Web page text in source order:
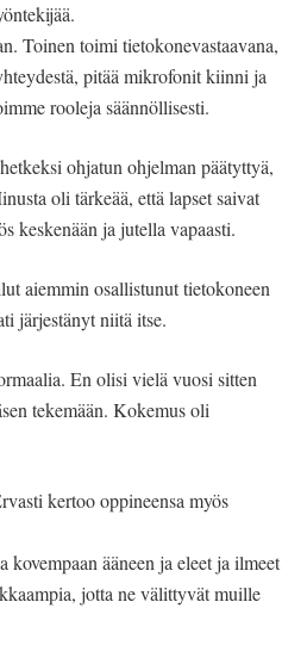
Toinen toimi tietokonevastaavana,
pitää mikrofonit kiinni ja
rooleja säännöllisesti.
ohjatun ohjelman päätyttyä,
oli tärkeää, että lapset saivat
keskenään ja jutella vapaasti.
aiemmin osallistunut tietokoneen
järjestänyt niitä itse.
En olisi vielä vuosi sitten
tekemään. Kokemus oli
kertoo oppineensa myös
kovempaan ääneen ja eleet ja ilmeet
jotta ne välittyvät muille